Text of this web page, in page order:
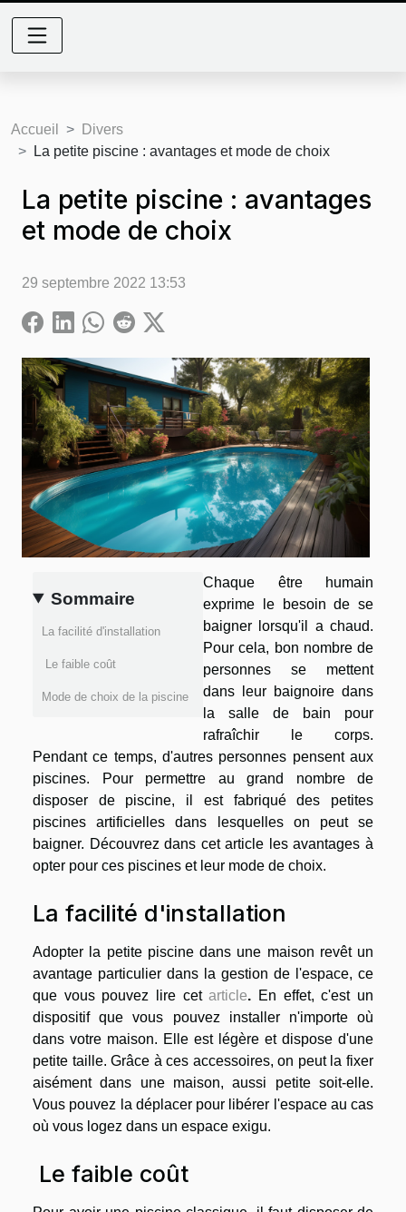
Accueil
Divers
La petite piscine : avantages et mode de choix
La petite piscine : avantages
et mode de choix
29 septembre 2022 13:53
Sommaire
La facilité d'installation
Le faible coût
Mode de choix de la piscine
Chaque être humain
exprime le besoin de se
baigner lorsqu'il a chaud.
Pour cela, bon nombre de
personnes se mettent
dans leur baignoire dans
la salle de bain pour
rafraîchir le corps.
Pendant ce temps, d'autres personnes pensent aux
piscines. Pour permettre au grand nombre de
disposer de piscine, il est fabriqué des petites
piscines artificielles dans lesquelles on peut se
baigner. Découvrez dans cet article les avantages à
opter pour ces piscines et leur mode de choix.
La facilité d'installation
Adopter la petite piscine dans une maison revêt un
avantage particulier dans la gestion de l'espace, ce
que vous pouvez lire cet article. En effet, c'est un
dispositif que vous pouvez installer n'importe où
dans votre maison. Elle est légère et dispose d'une
petite taille. Grâce à ces accessoires, on peut la fixer
aisément dans une maison, aussi petite soit-elle.
Vous pouvez la déplacer pour libérer l'espace au cas
où vous logez dans un espace exigu.
Le faible coût